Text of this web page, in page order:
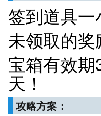
签到道具
未领取的
宝箱有效
天！
攻略方案：